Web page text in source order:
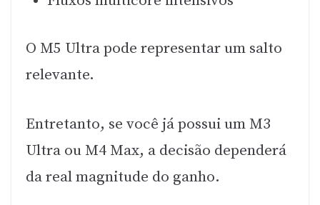
O M5 Ultra pode representar um salto
relevante.
Entretanto, se você já possui um M3
Ultra ou M4 Max, a decisão dependerá
da real magnitude do ganho.